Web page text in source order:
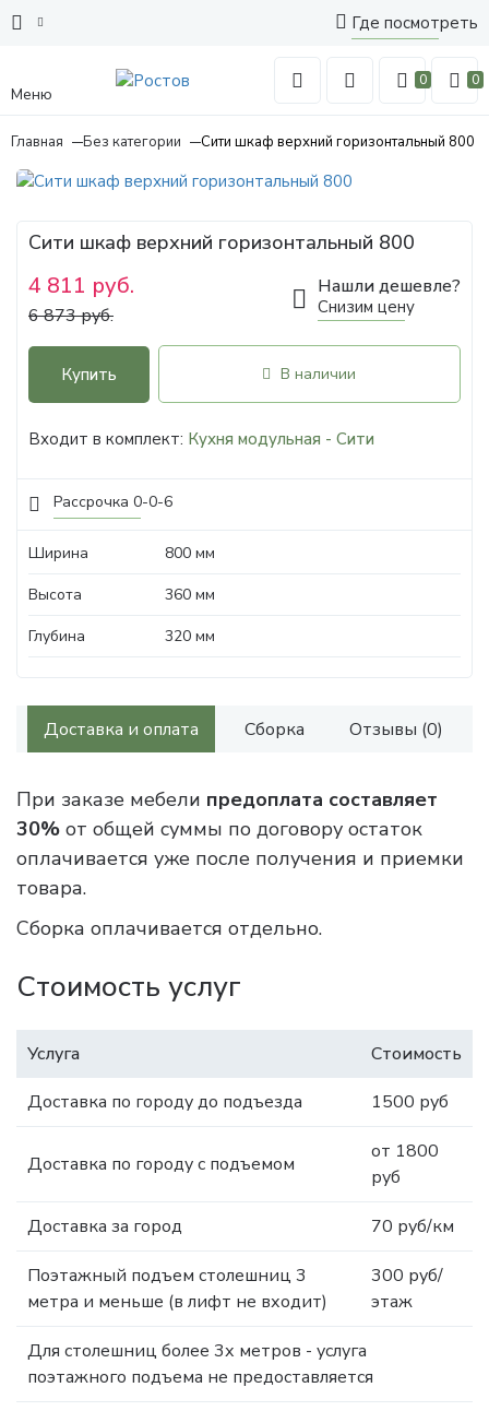
Где посмотреть
Меню
0 0
Главная Без категории Сити шкаф верхний горизонтальный 800
Рассрочка 0-0-6
Сити шкаф верхний горизонтальный 800
4 811 руб.
6 873 руб.
Нашли дешевле?
Снизим цену
Купить В наличии
Входит в комплект: Кухня модульная - Сити
Ширина
800 мм
Высота
360 мм
Глубина
320 мм
Доставка и оплата Сборка Отзывы (0)
При заказе мебели предоплата составляет
30% от общей суммы по договору остаток
оплачивается уже после получения и приемки
товара.
Сборка оплачивается отдельно.
Стоимость услуг
Услуга
Стоимость
Доставка по городу до подъезда
1500 руб
Доставка по городу с подъемом
от 1800
руб
Доставка за город 70 руб/км
Поэтажный подъем столешниц 3
метра и меньше (в лифт не входит)
300 руб/
этаж
Для столешниц более 3х метров - услуга
поэтажного подъема не предоставляется